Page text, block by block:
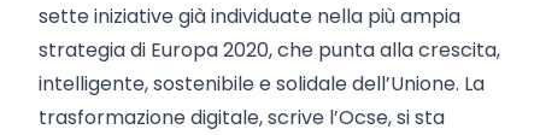
sette iniziative già individuate nella più ampia
strategia di Europa 2020, che punta alla crescita,
intelligente, sostenibile e solidale dell’Unione. La
trasformazione digitale, scrive l’Ocse, si sta